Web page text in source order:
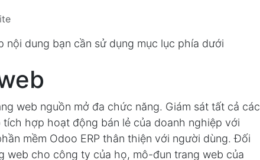
nội dung bạn cần sử dụng mục lục phía dưới
web nguồn mở đa chức năng. Giám sát tất cả các
hợp hoạt động bán lẻ của doanh nghiệp với
mềm Odoo ERP thân thiện với người dùng. Đối
web cho công ty của họ, mô-đun trang web của